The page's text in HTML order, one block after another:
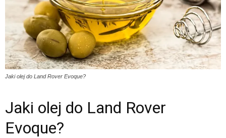
Jaki olej do Land Rover Evoque?
Jaki olej do Land Rover
Evoque?